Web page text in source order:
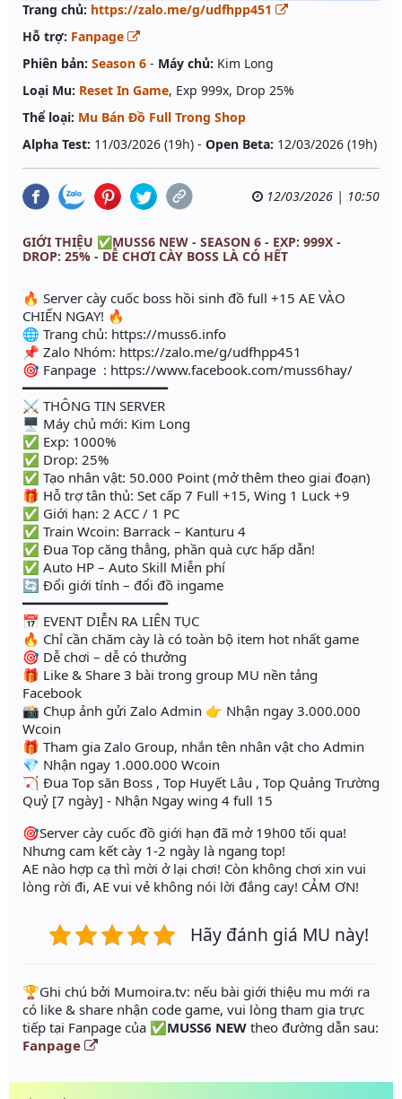
Trang chủ: https://zalo.me/g/udfhpp451
Hỗ trợ: Fanpage
Phiên bản: Season 6 - Máy chủ: Kim Long
Loại Mu: Reset In Game, Exp 999x, Drop 25%
Thể loại: Mu Bán Đồ Full Trong Shop
Alpha Test: 11/03/2026 (19h) - Open Beta: 12/03/2026 (19h)
12/03/2026 | 10:50
GIỚI THIỆU ✅MUSS6 NEW - SEASON 6 - EXP: 999X -
DROP: 25% - DỄ CHƠI CÀY BOSS LÀ CÓ HẾT
🔥 Server cày cuốc boss hồi sinh đồ full +15 AE VÀO
CHIẾN NGAY! 🔥
🌐 Trang chủ: https://muss6.info
📌 Zalo Nhóm: https://zalo.me/g/udfhpp451
🎯 Fanpage : https://www.facebook.com/muss6hay/
━━━━━━━━━━━━━━━━━━
⚔️ THÔNG TIN SERVER
🖥 Máy chủ mới: Kim Long
✅ Exp: 1000%
✅ Drop: 25%
✅ Tạo nhân vật: 50.000 Point (mở thêm theo giai đoạn)
🎁 Hỗ trợ tân thủ: Set cấp 7 Full +15, Wing 1 Luck +9
✅ Giới hạn: 2 ACC / 1 PC
✅ Train Wcoin: Barrack – Kanturu 4
✅ Đua Top căng thẳng, phần quà cực hấp dẫn!
✅ Auto HP – Auto Skill Miễn phí
🔄 Đổi giới tính – đổi đồ ingame
━━━━━━━━━━━━━━━━━━
📅 EVENT DIỄN RA LIÊN TỤC
🔥 Chỉ cần chăm cày là có toàn bộ item hot nhất game
🎯 Dễ chơi – dễ có thưởng
🎁 Like & Share 3 bài trong group MU nền tảng
Facebook
📸 Chụp ảnh gửi Zalo Admin 👉 Nhận ngay 3.000.000
Wcoin
🎁 Tham gia Zalo Group, nhắn tên nhân vật cho Admin
💎 Nhận ngay 1.000.000 Wcoin
🏹 Đua Top săn Boss , Top Huyết Lâu , Top Quảng Trường
Quỷ [7 ngày] - Nhận Ngay wing 4 full 15
🎯Server cày cuốc đồ giới hạn đã mở 19h00 tối qua!
Nhưng cam kết cày 1-2 ngày là ngang top!
AE nào hợp cạ thì mời ở lại chơi! Còn không chơi xin vui
lòng rời đi, AE vui vẻ không nói lời đắng cay! CẢM ƠN!
Hãy đánh giá MU này!
️🏆Ghi chú bởi Mumoira.tv: nếu bài giới thiệu mu mới ra
có like & share nhận code game, vui lòng tham gia trực
tiếp tại Fanpage của ✅MUSS6 NEW theo đường dẫn sau:
Fanpage